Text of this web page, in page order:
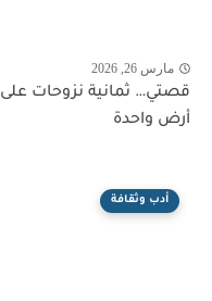
مارس 26, 2026
قصتي… ثمانية نزوحات على
أرض واحدة
أدب وثقافة